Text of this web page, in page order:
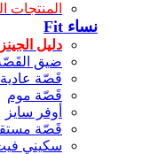
المنتجات
نساء Fit
دليل الجينز
ضيق
قَصّة عادية
قَصّة موم
أوفر سايز
قَصّة
سكيني